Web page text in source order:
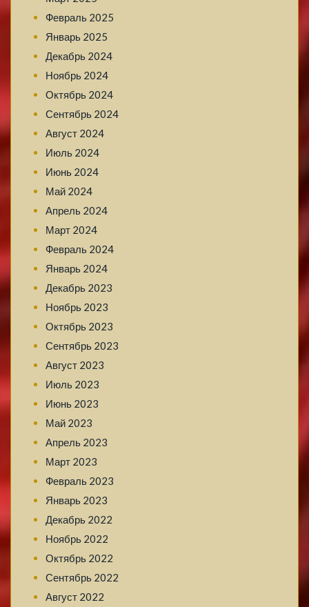
Февраль 2025
Январь 2025
Декабрь 2024
Ноябрь 2024
Октябрь 2024
Сентябрь 2024
Август 2024
Июль 2024
Июнь 2024
Май 2024
Апрель 2024
Март 2024
Февраль 2024
Январь 2024
Декабрь 2023
Ноябрь 2023
Октябрь 2023
Сентябрь 2023
Август 2023
Июль 2023
Июнь 2023
Май 2023
Апрель 2023
Март 2023
Февраль 2023
Январь 2023
Декабрь 2022
Ноябрь 2022
Октябрь 2022
Сентябрь 2022
Август 2022